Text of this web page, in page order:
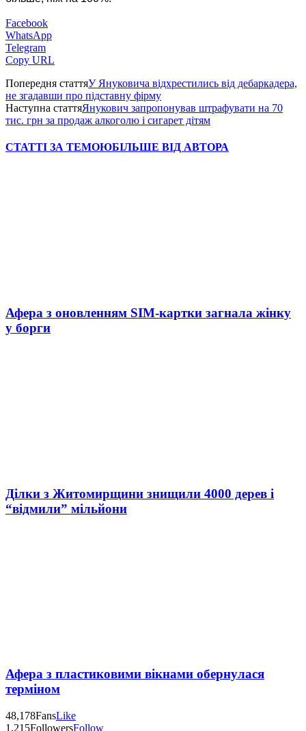
Facebook
WhatsApp
Telegram
Copy URL
Попередня статтяУ Януковича відхрестились від дебаркадера,
не згадавши про підставну фірму
Наступна статтяЯнукович запропонував штрафувати на 70
тис. грн за продаж алкоголю і сигарет дітям
СТАТТІ ЗА ТЕМОЮБІЛЬШЕ ВІД АВТОРА
Афера з оновленням SIM-картки загнала жінку
у борги
Ділки з Житомирщини знищили 4000 дерев і
“відмили” мільйони
Афера з пластиковими вікнами обернулася
терміном
48,178FansLike
1,215FollowersFollow